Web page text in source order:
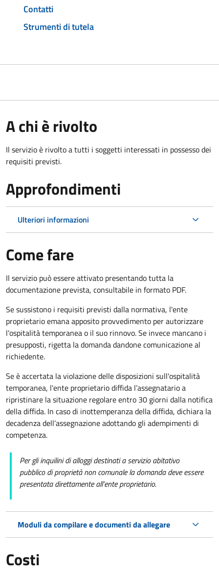
Contatti
Strumenti di tutela
A chi è rivolto
Il servizio è rivolto a tutti i soggetti interessati in possesso dei
requisiti previsti.
Approfondimenti
Ulteriori informazioni
Come fare
Il servizio può essere attivato presentando tutta la
documentazione prevista, consultabile in formato PDF.
Se sussistono i requisiti previsti dalla normativa, l'ente
proprietario emana apposito provvedimento per autorizzare
l'ospitalità temporanea o il suo rinnovo. Se invece mancano i
presupposti, rigetta la domanda dandone comunicazione al
richiedente.
Se è accertata la violazione delle disposizioni sull'ospitalità
temporanea, l'ente proprietario diffida l’assegnatario a
ripristinare la situazione regolare entro 30 giorni dalla notifica
della diffida. In caso di inottemperanza della diffida, dichiara la
decadenza dell’assegnazione adottando gli adempimenti di
competenza.
Per gli inquilini di alloggi destinati a servizio abitativo
pubblicodi proprietà non comunale la domanda deve essere
presentata direttamente all’ente proprietario.
Moduli da compilare e documenti da allegare
Costi